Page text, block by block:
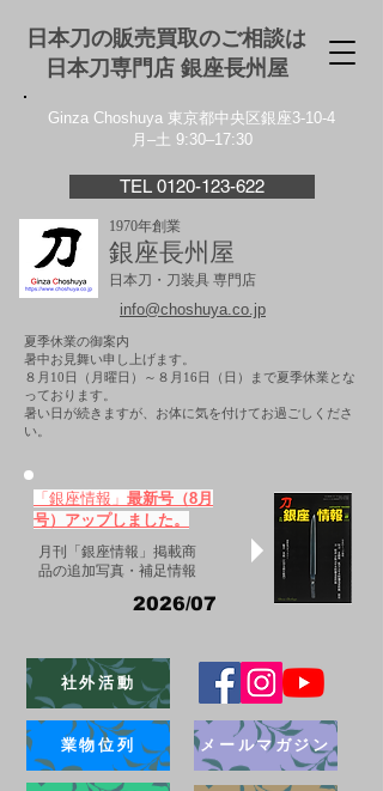
日本刀の販売買取のご相談は
日本刀専門店 銀座⻑州屋
Ginza Choshuya 東京都中央区銀座3-10-4
月–土 9:30–17:30
TEL 0120-123-622
1970年創業
銀座長州屋
日本刀・刀装具 専門店
info@choshuya.co.jp
夏季休業の御案内
暑中お見舞い申し上げます。
８月10日（月曜日）～８月16日（日）まで夏季休業とな
っております。
​暑い日が続きますが、お体に気を付けてお過ごしくださ
い。
「銀座情報」 最新号（8月
号）アップしました。
月刊「銀座情報」掲載商
品の追加写真・補足情報
2026/07
社外活動
業物位列 メールマガジン